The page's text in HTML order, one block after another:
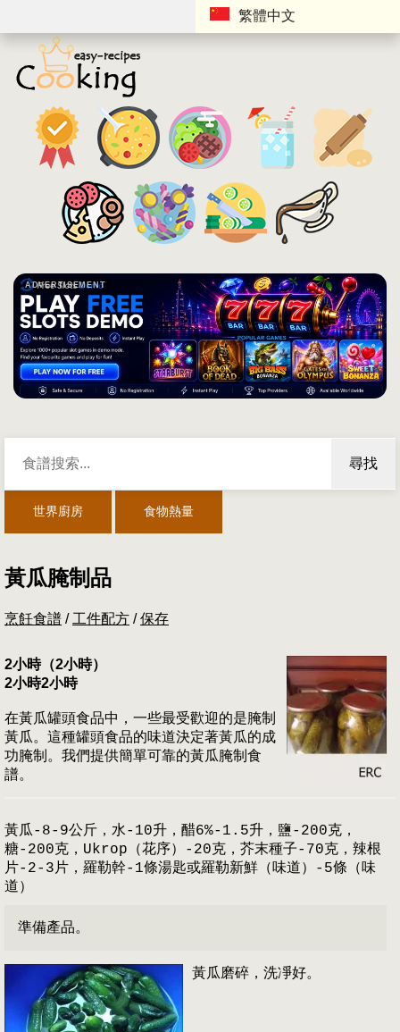
繁體中文
ADVERTISEMENT
尋找
世界廚房 食物熱量
黃瓜腌制品
烹飪食譜 / 工件配方 /保存
2小時（2小時）
2小時2小時
在黃瓜罐頭食品中，一些最受歡迎的是腌制
黃瓜。這種罐頭食品的味道決定著黃瓜的成
功腌制。我們提供簡單可靠的黃瓜腌制食
譜。
黃瓜-8-9公斤，水-10升，醋6%-1.5升，鹽-200克，
糖-200克，Ukrop（花序）-20克，芥末種子-70克，辣根
片-2-3片，羅勒幹-1條湯匙或羅勒新鮮（味道）-5條（味
道）
準備產品。
黃瓜磨碎，洗凈好。